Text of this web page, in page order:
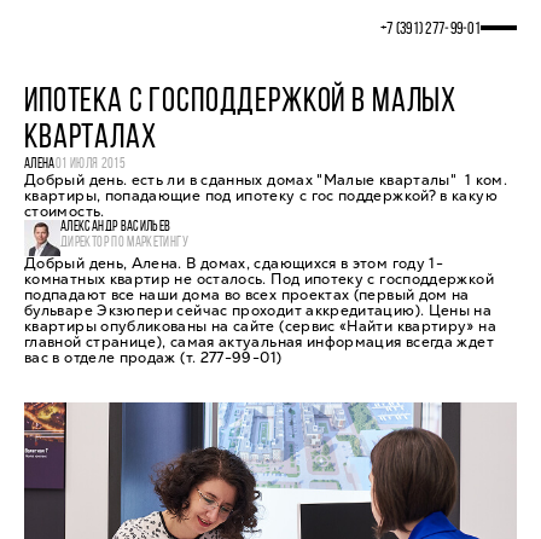
+7 (391) 277‒99‒01
ИПОТЕКА С ГОСПОДДЕРЖКОЙ В МАЛЫХ
КВАРТАЛАХ
АЛЕНА01 ИЮЛЯ 2015
Добрый день. есть ли в сданных домах "Малые кварталы" 1 ком.
квартиры, попадающие под ипотеку с гос поддержкой? в какую
стоимость.
АЛЕКСАНДР ВАСИЛЬЕВ
ДИРЕКТОР ПО МАРКЕТИНГУ
Добрый день, Алена. В домах, сдающихся в этом году 1-
комнатных квартир не осталось. Под ипотеку с господдержкой
подпадают все наши дома во всех проектах (первый дом на
бульваре Экзюпери сейчас проходит аккредитацию). Цены на
квартиры опубликованы на сайте (сервис «Найти квартиру» на
главной странице), самая актуальная информация всегда ждет
вас в отделе продаж (т. 277-99-01)